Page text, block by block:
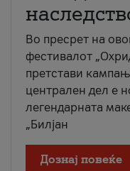
Во пресрет на
фестивалот
претстави
централен дел е
легендарната
„Билјан
Дознај повеќе